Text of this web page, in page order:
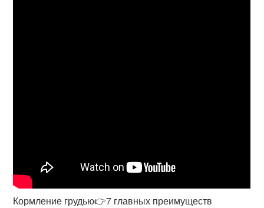
Кормление грудью👉7 главных преимуществ